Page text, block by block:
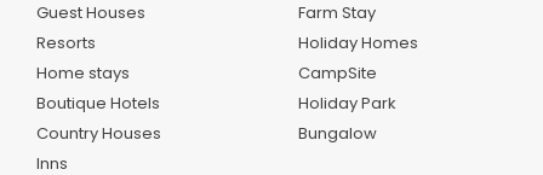
Guest Houses
Resorts
Home stays
Boutique Hotels
Country Houses
Inns
Farm Stay
Holiday Homes
CampSite
Holiday Park
Bungalow